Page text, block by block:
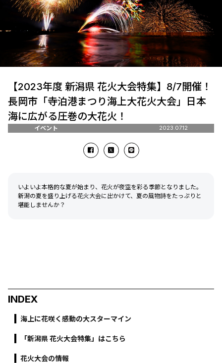
【2023年度 新潟県 花火大会特集】8/7開催！
長岡市「寺泊港まつり海上大花火大会」日本
海に広がる圧巻の大花火！
イベント 2023.07.12
いよいよ本格的な夏が始まり、花火が夜空を彩る季節となりました。
新潟の夏を盛り上げる花火大会に出かけて、夏の風物詩をたっぷりと
堪能しませんか？
INDEX
海上に花咲く感動の大スターマイン
「新潟県 花火大会特集」はこちら
花火大会の情報